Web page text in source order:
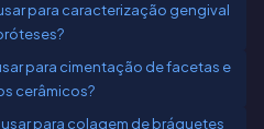
para caracterização gengival
para cimentação de facetas e
cerâmicos?
para colagem de bráquetes